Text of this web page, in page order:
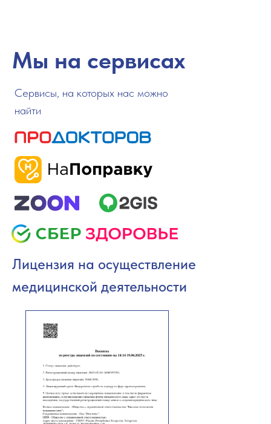
Лицензия на осуществление
медицинской деятельности
Мы на сервисах
Cервисы, на которых нас можно
найти